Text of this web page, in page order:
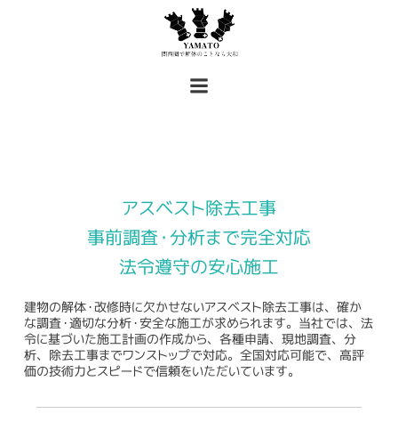
コ
ン
テ
ン
ツ
へ
アスベスト除去工事
事前調査・分析まで完全対応
法令遵守の安心施工
建物の解体・改修時に欠かせないアスベスト除去工事は、確か
な調査・適切な分析・安全な施工が求められます。当社では、法
令に基づいた施工計画の作成から、各種申請、現地調査、分
析、除去工事までワンストップで対応。全国対応可能で、高評
価の技術力とスピードで信頼をいただいています。